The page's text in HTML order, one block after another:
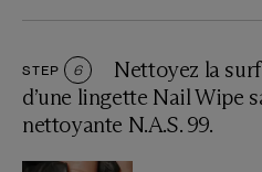
STEP 6
Nettoyez la
d’une lingette Nail Wipe
nettoyante N.A.S. 99.